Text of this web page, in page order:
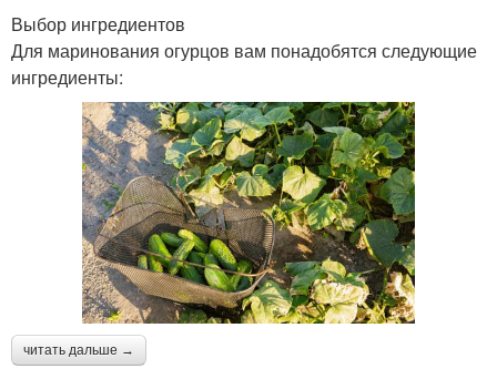
Выбор ингредиентов
Для маринования огурцов вам понадобятся следующие
ингредиенты:
читать дальше →